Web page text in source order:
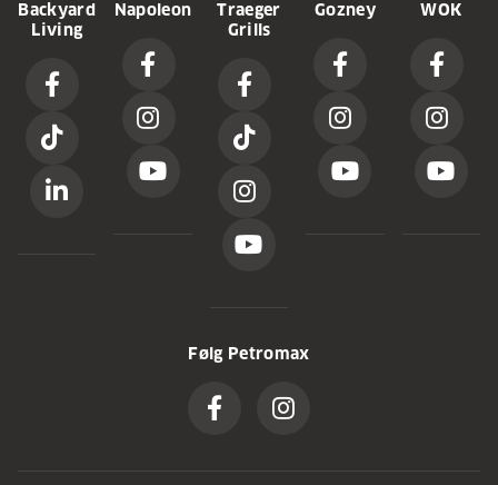
Backyard
Living
Napoleon
Traeger
Grills
Gozney
WOK
Følg Petromax